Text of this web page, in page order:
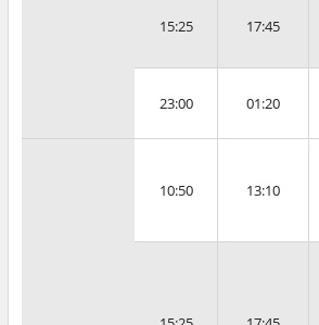
15:25 17:45
23:00 01:20
10:50 13:10